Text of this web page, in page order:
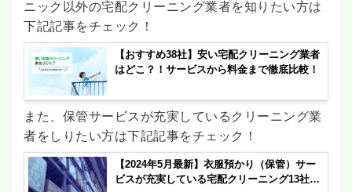
ニック以外の宅配クリーニング業者を知りたい方は
下記記事をチェック！
【おすすめ38社】安い宅配クリーニング業者
はどこ？！サービスから料金まで徹底比較！
また、保管サービスが充実しているクリーニング業
者をしりたい方は下記記事をチェック！
【2024年5月最新】衣服預かり（保管）サー
ビスが充実している宅配クリーニング13社を